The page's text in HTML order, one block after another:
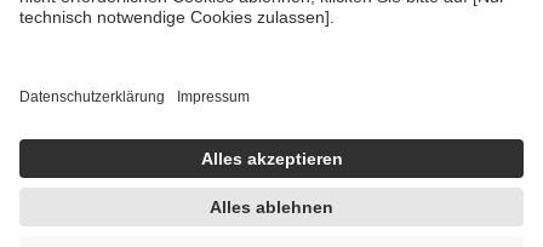
GKV getragen werden
Einholung von Bewertungen. Trusted Shops hat Maßnahmen
getroffen, um sicherzustellen, dass es sich um echte Bewertungen
handelt. Mehr Informationen findest du hier:
https://help.etrusted.com/hc/de/articles/4419944605341